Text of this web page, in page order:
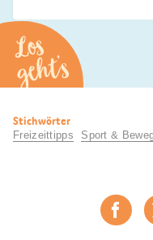
Los
geht’s
Nützliche
Informationen
Stichwörter
Freizeittipps Sport &